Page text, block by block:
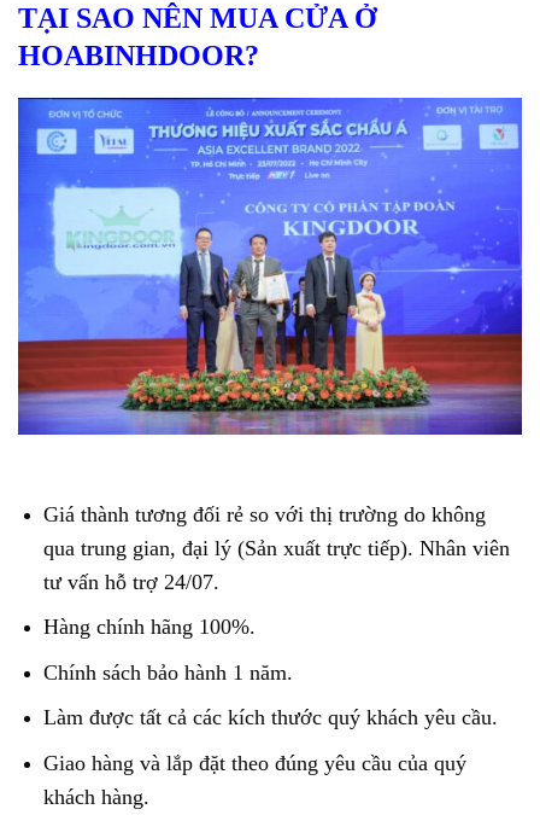
TẠI SAO NÊN MUA CỬA Ở
HOABINHDOOR?
Giá thành tương đối rẻ so với thị trường do không
qua trung gian, đại lý (Sản xuất trực tiếp). Nhân viên
tư vấn hỗ trợ 24/07.
Hàng chính hãng 100%.
Chính sách bảo hành 1 năm.
Làm được tất cả các kích thước quý khách yêu cầu.
Giao hàng và lắp đặt theo đúng yêu cầu của quý
khách hàng.